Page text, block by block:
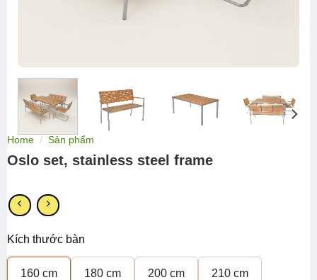
Home / Sản phẩm
Oslo set, stainless steel frame
Kích thước bàn
160 cm 180 cm 200 cm 210 cm